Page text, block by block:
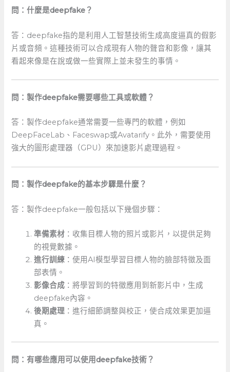
問：什麼是deepfake？
答：deepfake指的是利用人工智慧技術生成高度逼真的假影
片或音頻。這種技術可以合成現有人物的聲音和影像，讓其
看起來像是在說或做一些實際上並未發生的事情。
問：製作deepfake需要哪些工具或軟體？
答：製作deepfake通常需要一些專門的軟體，例如
DeepFaceLab、Faceswap或Avatarify。此外，需要使用
強大的圖形處理器（GPU）來加速影片處理過程。
問：製作deepfake的基本步驟是什麼？
答：製作deepfake一般包括以下幾個步驟：
準備素材 ：收集目標人物的照片或影片，以提供足夠
的視覺數據。
進行訓練 ：使用AI模型學習目標人物的臉部特徵及面
部表情。
影像合成 ：將學習到的特徵應用到新影片中，生成
deepfake內容。
後期處理 ：進行細節調整與校正，使合成效果更加逼
真。
問：有哪些應用可以使用deepfake技術？